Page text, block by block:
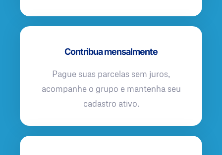
Contribua mensalmente
Pague suas parcelas sem juros,
acompanhe o grupo e mantenha seu
cadastro ativo.